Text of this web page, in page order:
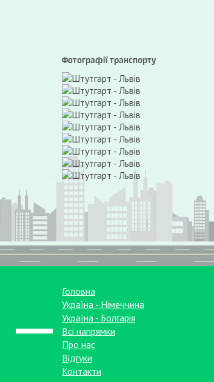
Фотографії транспорту
Головна
Україна - Німеччина
Україна - Болгарія
Всі напрямки
Про нас
Відгуки
Контакти